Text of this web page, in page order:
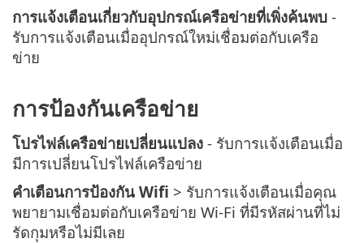
การแจ้งเตือนเกี่ยวกับอุปกรณ์เครือข่ายที่เพิ่งค้นพบ -
รับการแจ้งเตือนเมื่ออุปกรณ์ใหม่เชื่อมต่อกับเครือ
ข่าย
การป้องกันเครือข่าย
โปรไฟล์เครือข่ายเปลี่ยนแปลง - รับการแจ้งเตือนเมื่อ
มีการเปลี่ยนโปรไฟล์เครือข่าย
คำเตือนการป้องกัน Wifi > รับการแจ้งเตือนเมื่อคุณ
พยายามเชื่อมต่อกับเครือข่าย Wi-Fi ที่มีรหัสผ่านที่ไม่
รัดกุมหรือไม่มีเลย